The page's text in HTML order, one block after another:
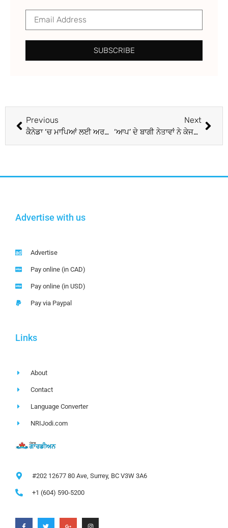
SUBSCRIBE
Previous
ਕੈਨੇਡਾ ‘ਚ ਮਾਪਿਆਂ ਲਈ ਅਰਜ਼ੀਆਂ ਦੀ ਗਿਣਤੀ ‘ਚ ਕੀਤਾ ਵਾਧਾ
Next
‘ਆਪ’ ਦੇ ਬਾਗੀ ਨੇਤਾਵਾਂ ਨੇ ਕੇਜਰੀਵਾਲ ਨੂੰ ‘ਚੰਦਾ ਗੁਪਤ’ ਐਲਾਨਿਆ
Advertise with us
Advertise
Pay online (in CAD)
Pay online (in USD)
Pay via Paypal
Links
About
Contact
Language Converter
NRIJodi.com
#202 12677 80 Ave, Surrey, BC V3W 3A6
+1 (604) 590-5200